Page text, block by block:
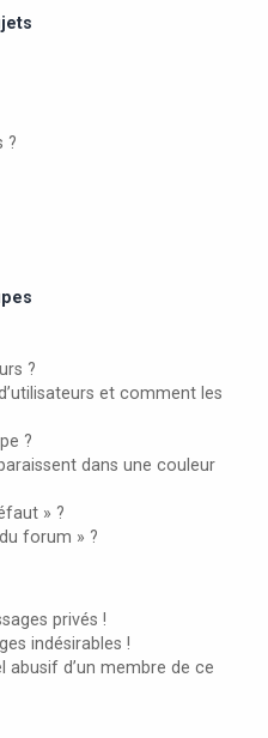
?
?
et comment les
?
dans une couleur
» ?
forum » ?
privés !
indésirables !
abusif d’un membre de ce